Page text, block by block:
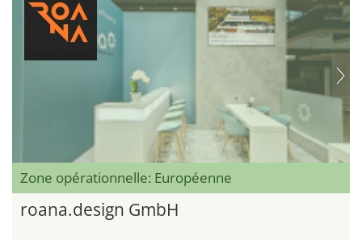
Zone opérationnelle: Européenne
roana.design GmbH